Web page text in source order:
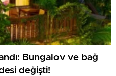
Bungalov ve bağ
değişti!